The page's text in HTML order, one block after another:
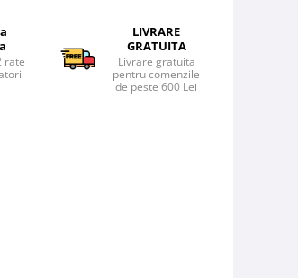
rate
LIVRARE
GRATUITA
Livrare gratuita
pentru comenzile
de peste 600 Lei